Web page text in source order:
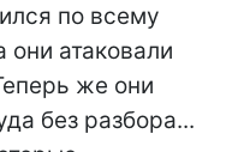
по всему
атаковали
же они
без разбора...